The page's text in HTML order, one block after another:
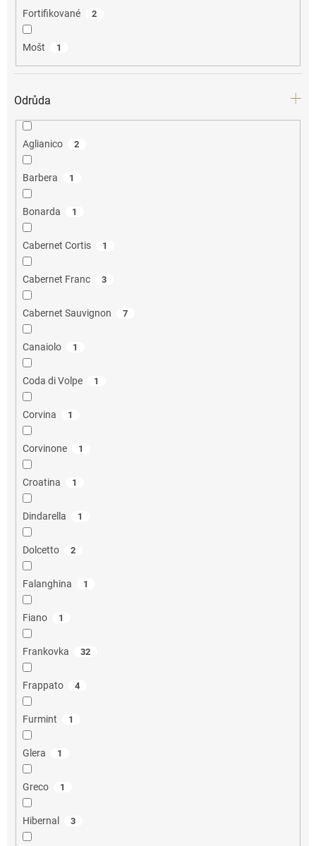
Fortifikované 2
Mošt 1
Odrůda
Aglianico 2
Barbera 1
Bonarda 1
Cabernet Cortis 1
Cabernet Franc 3
Cabernet Sauvignon 7
Canaiolo 1
Coda di Volpe 1
Corvina 1
Corvinone 1
Croatina 1
Dindarella 1
Dolcetto 2
Falanghina 1
Fiano 1
Frankovka 32
Frappato 4
Furmint 1
Glera 1
Greco 1
Hibernal 3